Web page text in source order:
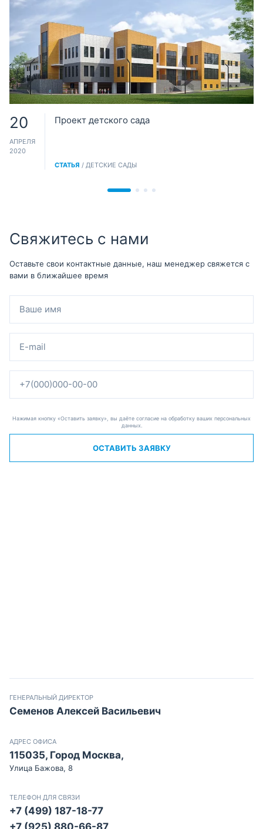
20
АПРЕЛЯ
2020
Проект детского сада
СТАТЬЯ / ДЕТСКИЕ САДЫ
Свяжитесь с нами
Оставьте свои контактные данные, наш менеджер свяжется с
вами в ближайшее время
Нажимая кнопку «Оставить заявку», вы даёте согласие на обработку ваших персональных
данных.
ОСТАВИТЬ ЗАЯВКУ
ГЕНЕРАЛЬНЫЙ ДИРЕКТОР
Семенов Алексей Васильевич
АДРЕС ОФИСА
115035, Город Москва,
Улица Бажова, 8
ТЕЛЕФОН ДЛЯ СВЯЗИ
+7 (499) 187-18-77
+7 (925) 880-66-87